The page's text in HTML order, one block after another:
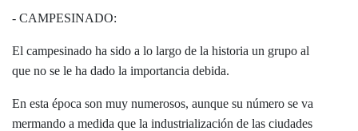
- CAMPESINADO:
El campesinado ha sido a lo largo de la historia un grupo al
que no se le ha dado la importancia debida.
En esta época son muy numerosos, aunque su número se va
mermando a medida que la industrialización de las ciudades